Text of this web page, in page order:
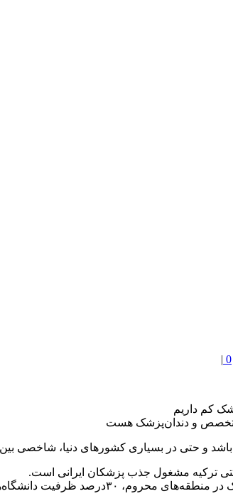
0
|
کم داریم
ترکیه مشغول جذب پزشکان ایرانی است.
معاون وزیر بهداشت، ایرج حریرچی،